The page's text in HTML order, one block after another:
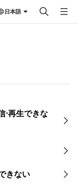
日本語
⋅再生できな
きない